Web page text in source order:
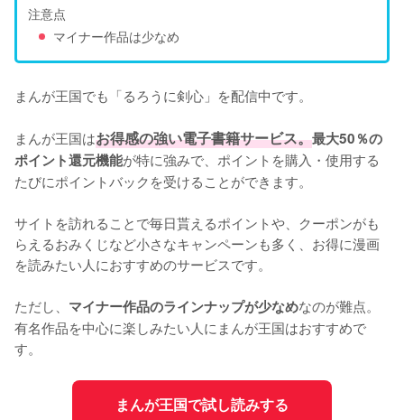
注意点
マイナー作品は少なめ
まんが王国でも「るろうに剣心」を配信中です。
まんが王国はお得感の強い電子書籍サービス。最大50％の
ポイント還元機能が特に強みで、ポイントを購入・使用する
たびにポイントバックを受けることができます。
サイトを訪れることで毎日貰えるポイントや、クーポンがも
らえるおみくじなど小さなキャンペーンも多く、お得に漫画
を読みたい人におすすめのサービスです。
ただし、 マイナー作品のラインナップが少なめなのが難点。
有名作品を中心に楽しみたい人にまんが王国はおすすめで
す。
まんが王国で試し読みする